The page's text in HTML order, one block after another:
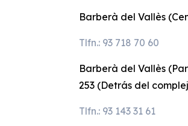
Barberà del Vallès
Tlfn.: 93 718 70 60
Barberà del Vallès
253 (Detrás del
Tlfn.: 93 143 31 61